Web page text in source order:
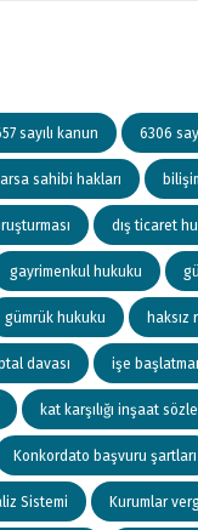
sayılı kanun 6306
arsa sahibi hakları
dış ticaret
gayrimenkul hukuku
gümrük hukuku haksız
davası işe
kat karşılığı inşaat
Konkordato başvuru şartları
Sistemi Kurumlar